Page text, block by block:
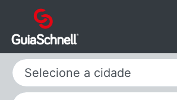
Selecione a cidade